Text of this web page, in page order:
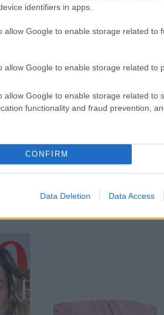
identifiers in apps.
allow Google to enable storage related to
allow Google to enable storage related to
allow Google to enable storage related to
functionality and fraud prevention,
CONFIRM
Data Deletion Data Access
tény, hogy jól lehet
mutat.